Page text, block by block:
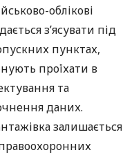
облікові
з’ясувати під
пунктах,
проїхати в
та
даних.
залишається